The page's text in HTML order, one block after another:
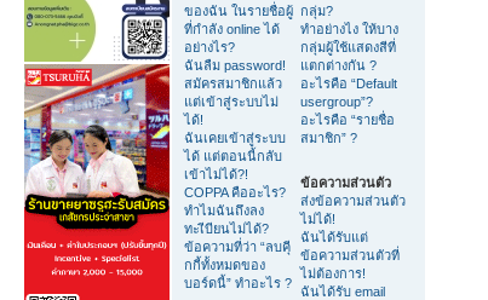
ของฉัน ในรายชื่อผู้
ที่กำลัง online ได้
อย่างไร?
ฉันลืม password!
สมัครสมาชิกแล้ว
แต่เข้าสู่ระบบไม่
ได้!
ฉันเคยเข้าสู่ระบบ
ได้ แต่ตอนนี้กลับ
เข้าไม่ได้?!
COPPA คืออะไร?
ทำไมฉันถึงลง
ทะเีบียนไม่ได้?
ข้อความที่ว่า “ลบคุี
กกี้ทั้งหมดของ
บอร์ดนี้” ทำอะไร ?
กลุ่ม?
ทำอย่างไง ให้บาง
กลุ่มผู้ใช้แสดงสีที่
แตกต่างกัน ?
อะไรคือ “Default
usergroup”?
อะไรคือ “รายชื่อ
สมาชิก” ?
ข้อความส่วนตัว
ส่งข้อความส่วนตัว
ไม่ได้!
ฉันได้รับแต่
ข้อความส่วนตัวที่
ไม่ต้องการ!
ฉันได้รับ email